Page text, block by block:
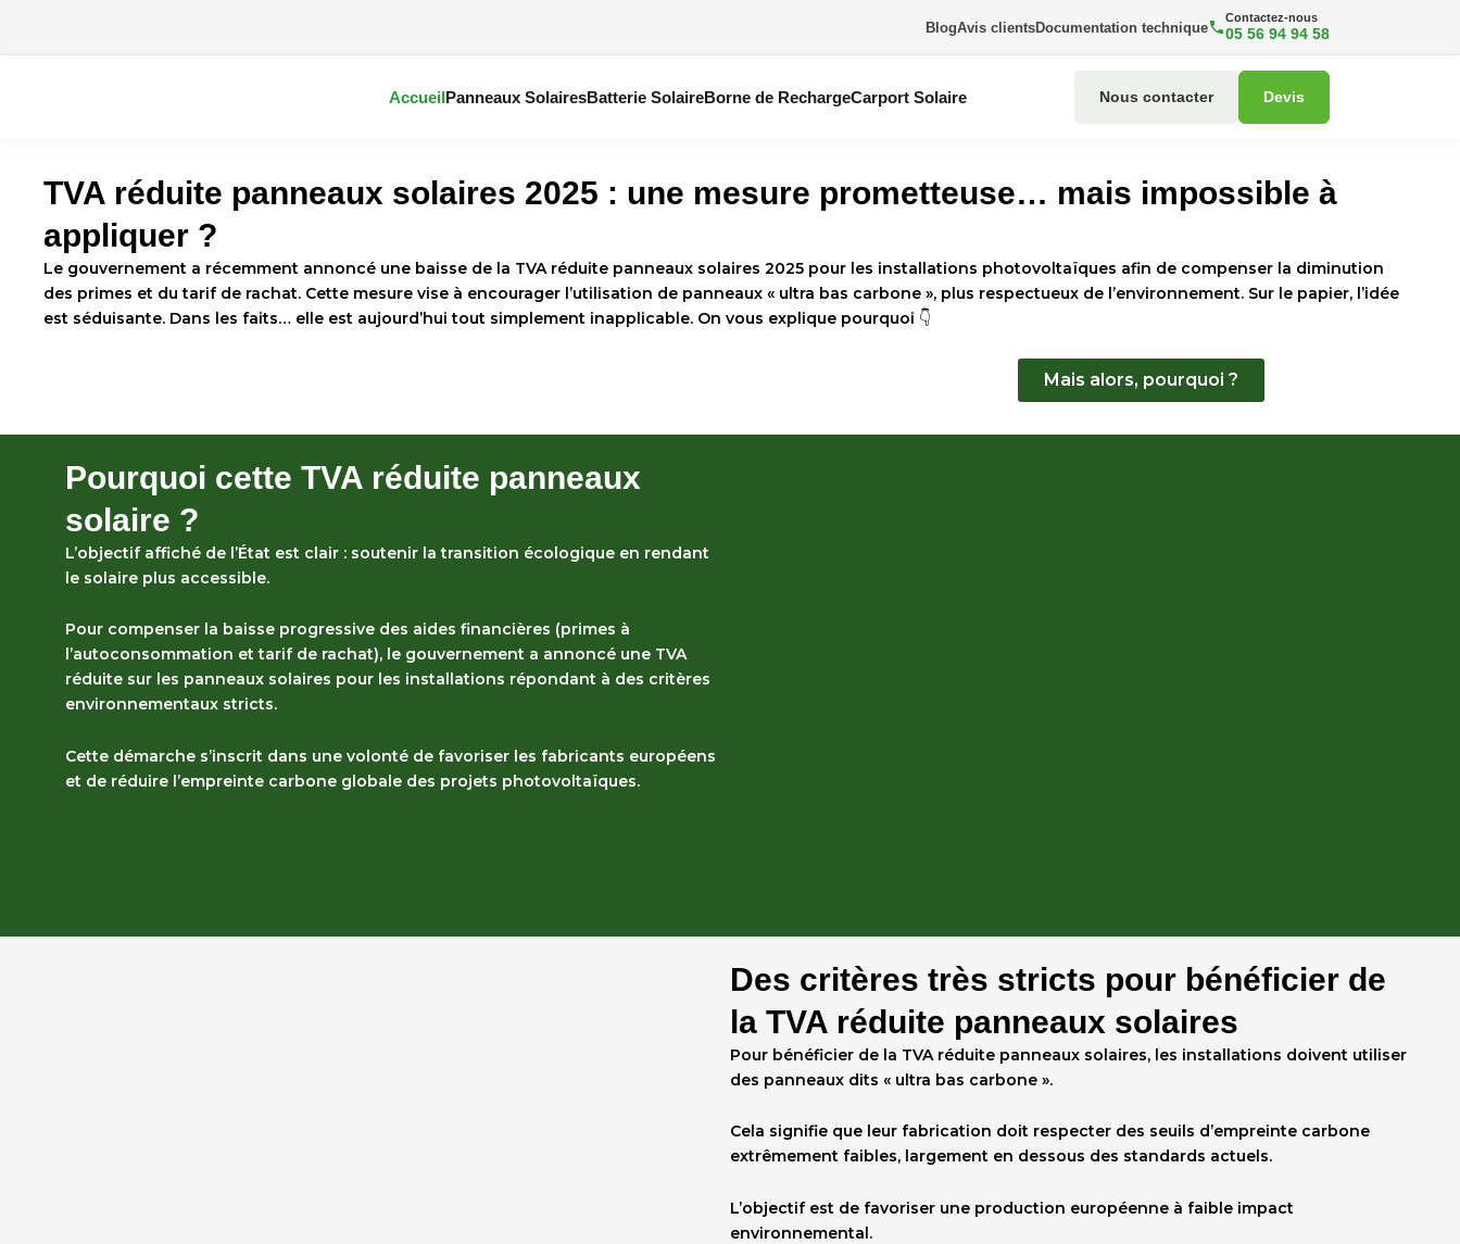
BlogAvis clientsDocumentation technique
Contactez-nous
05 56 94 94 58
AccueilPanneaux SolairesBatterie SolaireBorne de RechargeCarport Solaire Nous contacter Devis
TVA réduite panneaux solaires 2025 : une mesure prometteuse… mais impossible à
appliquer ?
Le gouvernement a récemment annoncé une baisse de la TVA réduite panneaux solaires 2025 pour les installations photovoltaïques afin de compenser la diminution
des primes et du tarif de rachat. Cette mesure vise à encourager l’utilisation de panneaux « ultra bas carbone », plus respectueux de l’environnement. Sur le papier, l’idée
est séduisante. Dans les faits… elle est aujourd’hui tout simplement inapplicable. On vous explique pourquoi 👇
Mais alors, pourquoi ?
Pourquoi cette TVA réduite panneaux
solaire ?
L’objectif affiché de l’État est clair : soutenir la transition écologique en rendant
le solaire plus accessible.
Pour compenser la baisse progressive des aides financières (primes à
l’autoconsommation et tarif de rachat), le gouvernement a annoncé une TVA
réduite sur les panneaux solaires pour les installations répondant à des critères
environnementaux stricts.
Cette démarche s’inscrit dans une volonté de favoriser les fabricants européens
et de réduire l’empreinte carbone globale des projets photovoltaïques.
Des critères très stricts pour bénéficier de
la TVA réduite panneaux solaires
Pour bénéficier de la TVA réduite panneaux solaires, les installations doivent utiliser
des panneaux dits « ultra bas carbone ».
Cela signifie que leur fabrication doit respecter des seuils d’empreinte carbone
extrêmement faibles, largement en dessous des standards actuels.
L’objectif est de favoriser une production européenne à faible impact
environnemental.